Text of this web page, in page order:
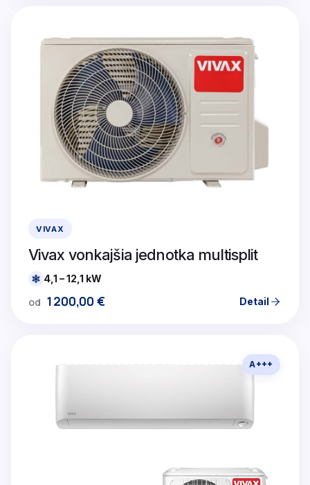
VIVAX
Vivax vonkajšia jednotka multisplit
4,1 – 12,1 kW
od 1200,00 € Detail
A+++